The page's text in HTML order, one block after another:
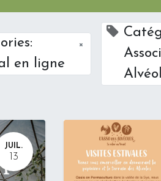
en ligne
×
JUIL.
13